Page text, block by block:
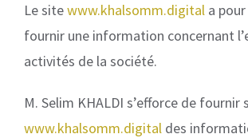
Le sitewww.khalsomm.digital a
fournir une information concernant
activités de la société.
M. Selim KHALDI s’efforce de fournir
www.khalsomm.digital des